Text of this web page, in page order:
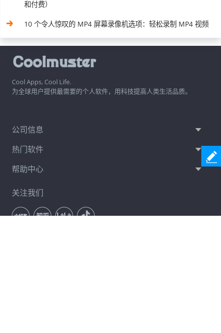
和付费）
10 个令人惊叹的 MP4 屏幕录像机选项：轻松录制 MP4 视频
Cool Apps, Cool Life.
为全球用户提供最需要的个人软件，用科技提高人类生活品质。
公司信息
热门软件
帮助中心
关注我们